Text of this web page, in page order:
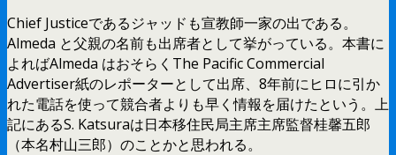
Chief Justiceであるジャッドも宣教師一家の出である。
Almeda と父親の名前も出席者として挙がっている。本書に
よればAlmeda はおそらくThe Pacific Commercial
Advertiser紙のレポーターとして出席、8年前にヒロに引か
れた電話を使って競合者よりも早く情報を届けたという。上
記にあるS. Katsuraは日本移住民局主席主席監督桂馨五郎
（本名村山三郎）のことかと思われる。